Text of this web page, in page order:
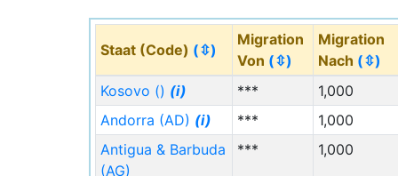
stabilisieren sich die Steigerungen um das
Jahr 2050 und einige Metropolen würden
dann sogar wieder sinkende
Einwohnerzahlen erwarten können.
Megastädte mit über 10 Millionen Menschen
gab es in Indien mit sechs in der Anzahl im
Jahr 2020, während es im Jahr 2050 bereits
Staat (Code) (⇳)
Migration
Von (⇳)
Migration
Nach (⇳)
Kosovo () (i) ***
1,000
Andorra (AD) (i) ***
1,000
Antigua & Barbuda
(AG)
*** 1,000